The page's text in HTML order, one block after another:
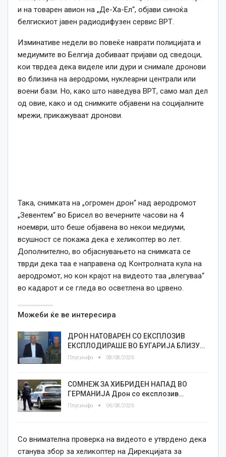
и на товарен авион на „Де-Ха-Ел“, објави синоќа
белгискиот јавен радиодифузен сервис ВРТ.
Изминативе недели во повеќе наврати полицијата и
медиумите во Белгија добиваат пријави од сведоци,
кои тврдеа дека виделе или дури и снимале дронови
во близина на аеродроми, нуклеарни централи или
воени бази. Но, како што наведува ВРТ, само мал дел
од овие, како и од снимките објавени на социјалните
мрежи, прикажуваат дронови.
Така, снимката на „огромен дрон“ над аеродромот
„Зевентем“ во Брисел во вечерните часови на 4
ноември, што беше објавена во некои медиуми,
всушност се покажа дека е хеликоптер во лет.
Дополнително, во објаснувањето на снимката се
тврди дека таа е направена од Контролната кула на
аеродромот, но кон крајот на видеото таа „влегуваа“
во кадарот и се гледа во осветлена во црвено.
Можеби ќе ве интересира
ДРОН НАТОВАРЕН СО ЕКСПЛОЗИВ
ЕКСПЛОДИРАШЕ ВО БУГАРИЈА БЛИЗУ…
Плусинфо 08/08/2026
СОМНЕЖ ЗА ХИБРИДЕН НАПАД ВО
ГЕРМАНИЈА Дрон со експлозив…
Плусинфо 06/08/2026
Со внимателна проверка на видеото е утврдено дека
станува збор за хеликоптер на Дирекцијата за